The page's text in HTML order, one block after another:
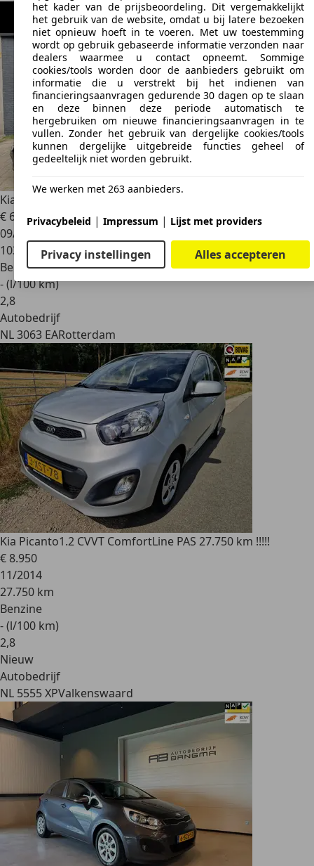
Kia Rio
€ 6.440
09/2014
103.581 km
Benzine
- (l/100 km)
2,8
Autobedrijf
NL 3063 EARotterdam
Kia Picanto1.2 CVVT ComfortLine PAS 27.750 km !!!!!
€ 8.950
11/2014
27.750 km
Benzine
- (l/100 km)
2,8
Nieuw
Autobedrijf
NL 5555 XPValkenswaard
het kader van de prijsbeoordeling. Dit vergemakkelijkt
het gebruik van de website, omdat u bij latere bezoeken
niet opnieuw hoeft in te voeren. Met uw toestemming
wordt op gebruik gebaseerde informatie verzonden naar
dealers waarmee u contact opneemt. Sommige
cookies/tools worden door de aanbieders gebruikt om
informatie die u verstrekt bij het indienen van
financieringsaanvragen gedurende 30 dagen op te slaan
en deze binnen deze periode automatisch te
hergebruiken om nieuwe financieringsaanvragen in te
vullen. Zonder het gebruik van dergelijke cookies/tools
kunnen dergelijke uitgebreide functies geheel of
gedeeltelijk niet worden gebruikt.
We werken met 263 aanbieders.
Privacybeleid | Impressum | Lijst met providers
Privacy instellingen Alles accepteren